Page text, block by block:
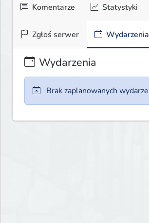
Komentarze Statystyki
Zgłoś serwer Wydarzenia
Wydarzenia
Brak zaplanowanych